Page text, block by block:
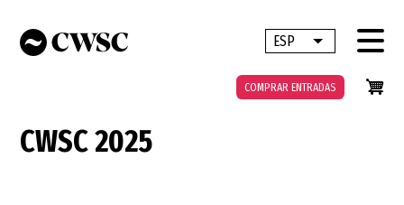
contenido
ESP Lista adicional
COMPRAR ENTRADAS
CWSC 2025